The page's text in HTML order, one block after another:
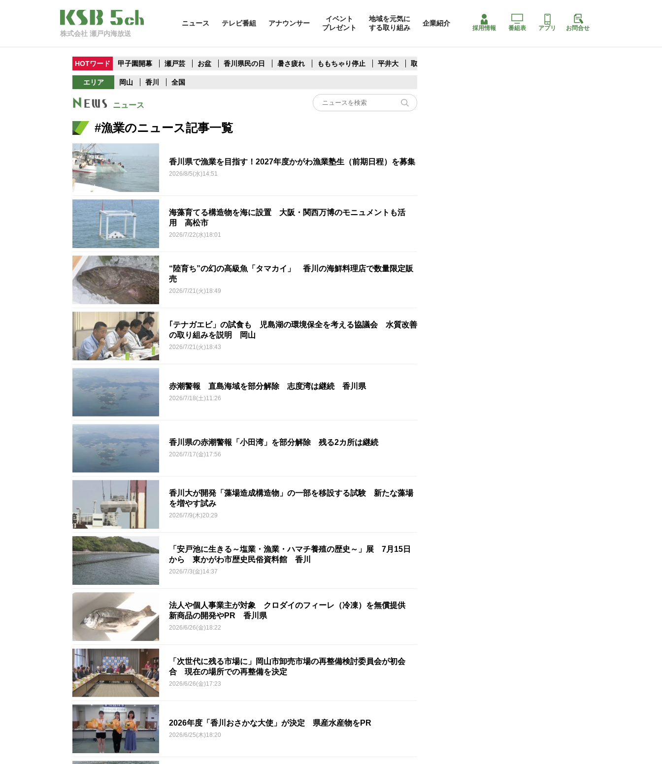
株式会社 瀬戸内海放送
ニュース テレビ番組 アナウンサー
イベント
プレゼント
地域を元気に
する取り組み
企業紹介
採用情報 番組表 アプリ お問合せ
HOTワード 甲子園開幕 瀬戸芸 お盆 香川県民の日 暑さ疲れ ももちゃり停止 平井大 取水制限
エリア 岡山 香川 全国
ニュース
#漁業のニュース記事一覧
香川県で漁業を目指す！2027年度かがわ漁業塾生（前期日程）を募集
2026/8/5(水)14:51
海藻育てる構造物を海に設置 大阪・関西万博のモニュメントも活
用 高松市
2026/7/22(水)18:01
“陸育ち”の幻の高級魚「タマカイ」 香川の海鮮料理店で数量限定販
売
2026/7/21(火)18:49
｢テナガエビ」の試食も 児島湖の環境保全を考える協議会 水質改善
の取り組みを説明 岡山
2026/7/21(火)18:43
赤潮警報 直島海域を部分解除 志度湾は継続 香川県
2026/7/18(土)11:26
香川県の赤潮警報「小田湾」を部分解除 残る2カ所は継続
2026/7/17(金)17:56
香川大が開発「藻場造成構造物」の一部を移設する試験 新たな藻場
を増やす試み
2026/7/9(木)20:29
「安戸池に生きる～塩業・漁業・ハマチ養殖の歴史～」展 7月15日
から 東かがわ市歴史民俗資料館 香川
2026/7/3(金)14:37
法人や個人事業主が対象 クロダイのフィーレ（冷凍）を無償提供
新商品の開発やPR 香川県
2026/6/26(金)18:22
「次世代に残る市場に」岡山市卸売市場の再整備検討委員会が初会
合 現在の場所での再整備を決定
2026/6/26(金)17:23
2026年度「香川おさかな大使」が決定 県産水産物をPR
2026/6/25(木)18:20